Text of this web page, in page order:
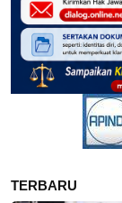
TERBARU